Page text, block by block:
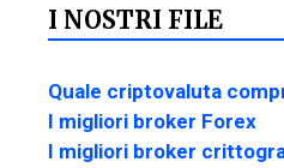
I NOSTRI FILE
Quale criptovaluta
I migliori broker Forex
I migliori broker